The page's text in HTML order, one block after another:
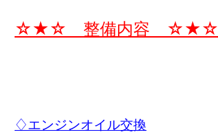
☆★☆ 整備内容 ☆★☆
♢エンジンオイル交換